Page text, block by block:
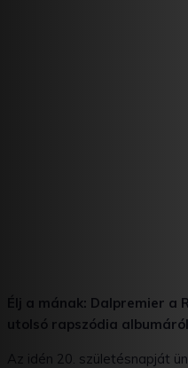
Élj a mának: Dalpremier a
utolsó rapszódia
Az idén 20. születésnapját